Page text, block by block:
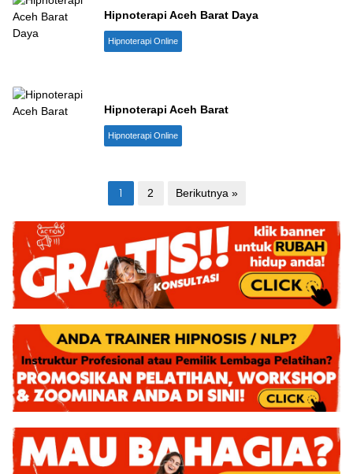
Hipnoterapi Aceh Barat Daya
Hipnoterapi Online
Hipnoterapi Aceh Barat
Hipnoterapi Online
pos
1 2 Berikutnya »